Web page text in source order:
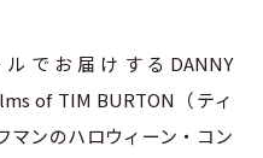
でお届けするDANNY
of TIM BURTON（ティ
マンのハロウィーン・コン